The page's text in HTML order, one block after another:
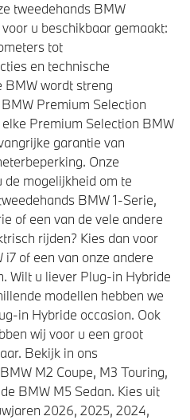
voor en achter
tweedehands BMW
u beschikbaar gemaakt:
tot
en technische
BMW wordt streng
Premium Selection
Premium Selection BMW
garantie van
Onze
mogelijkheid om te
BMW 1-Serie,
of een van de vele andere
rijden? Kies dan voor
of een van onze andere
Wilt u liever Plug-in Hybride
modellen hebben we
in Hybride occasion. Ook
wij voor u een groot
Bekijk in ons
M2 Coupe, M3 Touring,
BMW M5 Sedan. Kies uit
2026, 2025, 2024,